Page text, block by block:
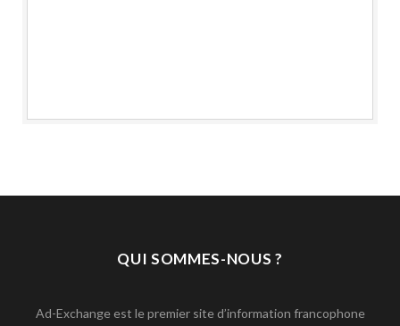
QUI SOMMES-NOUS ?
Ad-Exchange est le premier site d’information francophone